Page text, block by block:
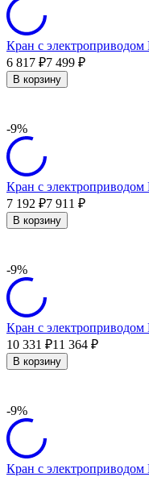
Кран с
6 817 ₽7 499 ₽
В корзину
-9%
Кран с
7 192 ₽7 911 ₽
В корзину
-9%
Кран с электроприводом
10 331
₽11 364 ₽
В корзину
-9%
Кран с